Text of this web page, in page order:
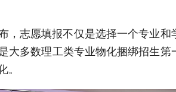
，志愿填报不仅是选择一个专业
大多数理工类专业物化捆绑招生